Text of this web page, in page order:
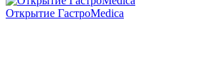
Открытие ГастроMedica